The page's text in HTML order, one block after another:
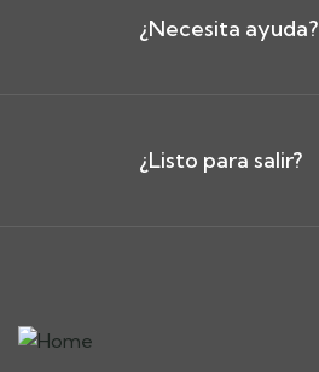
¿Necesita ayuda?
¿Listo para salir?